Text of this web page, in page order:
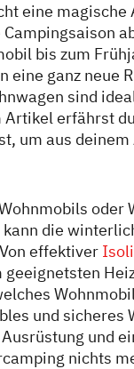
eine
bis zum
eine ganz neue
sind
Artikel erfährst
um aus
oder
die
effektiver
geeignetsten
und sicheres
und
nichts